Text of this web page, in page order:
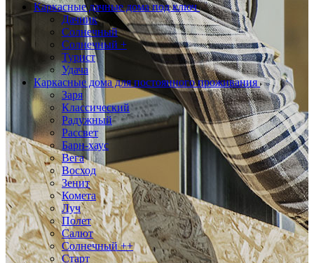
Каркасные дачные дома под ключ
Дачник
Солнечный
Солнечный +
Турист
Удача
Каркасные дома для постоянного проживания
Заря
Классический
Радужный
Рассвет
Барн-хаус
Вега
Восход
Зенит
Комета
Луч
Полет
Салют
Солнечный ++
Старт